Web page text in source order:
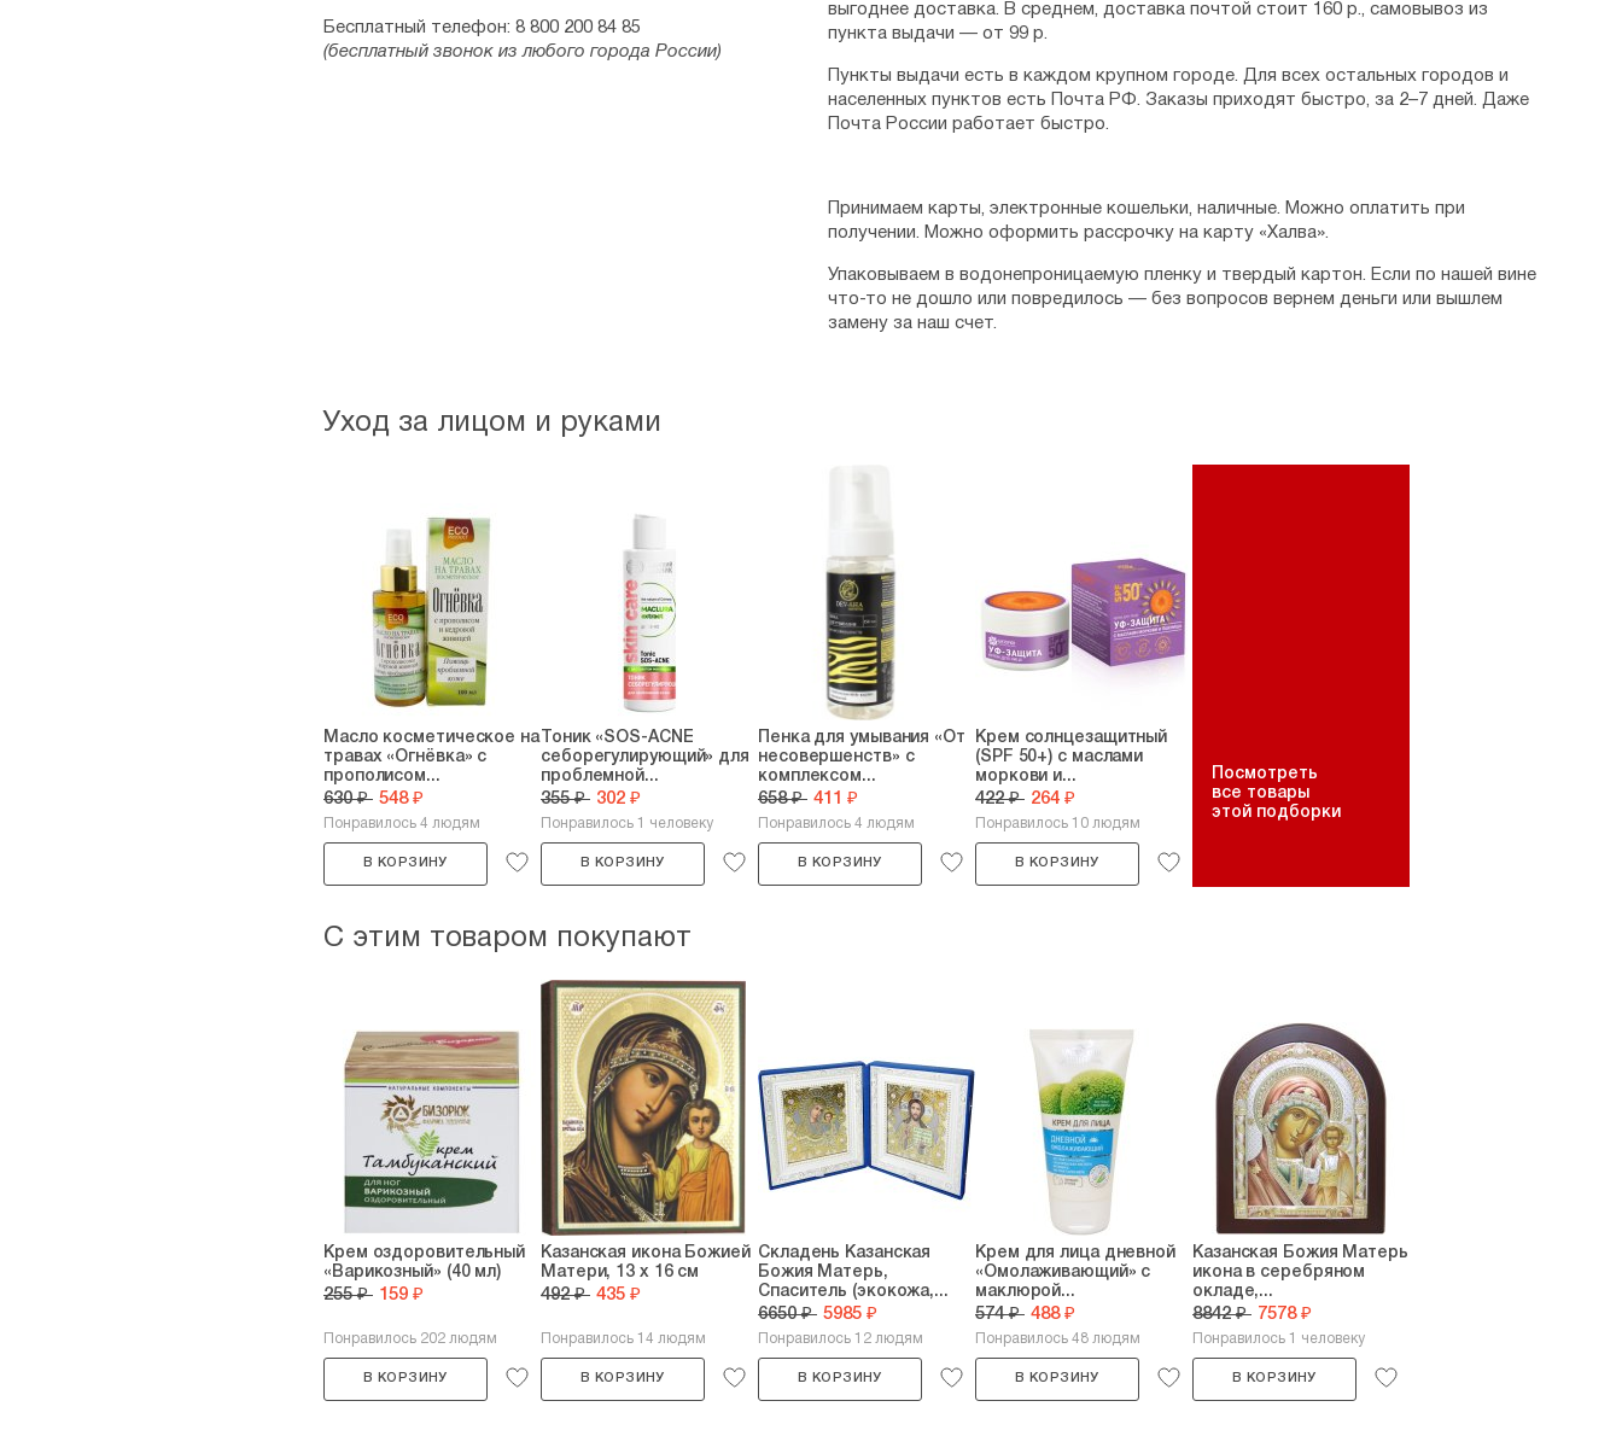
Бесплатный телефон: 8 800 200 84 85
(бесплатный звонок из любого города России)
выгоднее доставка. В среднем, доставка почтой стоит 160 р., самовывоз из
пункта выдачи — от 99 р.
Пункты выдачи есть в каждом крупном городе. Для всех остальных городов и
населенных пунктов есть Почта РФ. Заказы приходят быстро, за 2–7 дней. Даже
Почта России работает быстро.
Принимаем карты, электронные кошельки, наличные. Можно оплатить при
получении. Можно оформить рассрочку на карту «Халва».
Упаковываем в водонепроницаемую пленку и твердый картон. Если по нашей вине
что-то не дошло или повредилось — без вопросов вернем деньги или вышлем
замену за наш счет.
Уход за лицом и руками
Масло косметическое на
травах «Огнёвка» с
прополисом...
630 ₽ 548 ₽
Понравилось 4 людям
В КОРЗИНУ
Тоник «SOS-ACNE
себорегулирующий» для
проблемной...
355 ₽ 302 ₽
Понравилось 1 человеку
В КОРЗИНУ
Пенка для умывания «От
несовершенств» с
комплексом...
658 ₽ 411 ₽
Понравилось 4 людям
В КОРЗИНУ
Крем солнцезащитный
(SPF 50+) с маслами
моркови и...
422 ₽ 264 ₽
Понравилось 10 людям
В КОРЗИНУ
Посмотреть
все товары
этой подборки
С этим товаром покупают
Крем оздоровительный
«Варикозный» (40 мл)
255 ₽ 159 ₽
Понравилось 202 людям
В КОРЗИНУ
Казанская икона Божией
Матери, 13 х 16 см
492 ₽ 435 ₽
Понравилось 14 людям
В КОРЗИНУ
Складень Казанская
Божия Матерь,
Спаситель (экокожа,...
6650 ₽ 5985 ₽
Понравилось 12 людям
В КОРЗИНУ
Крем для лица дневной
«Омолаживающий» с
маклюрой...
574 ₽ 488 ₽
Понравилось 48 людям
В КОРЗИНУ
Казанская Божия Матерь
икона в серебряном
окладе,...
8842 ₽ 7578 ₽
Понравилось 1 человеку
В КОРЗИНУ